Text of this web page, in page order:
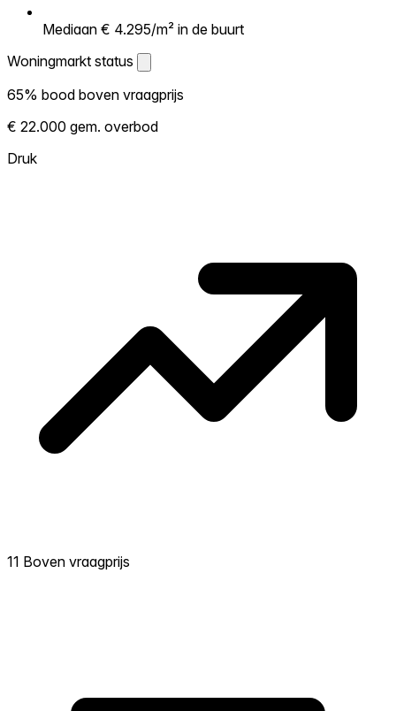
Mediaan € 4.295/m² in de buurt
Woningmarkt status
Woningmarkt status
Laat zien hoe competitief de markt hier is.
Hoe meer woningen boven vraagprijs
verkopen, hoe heter. Heet? Verwacht
65% bood boven vraagprijs
€ 22.000 gem. overbod
Druk
11 Boven vraagprijs